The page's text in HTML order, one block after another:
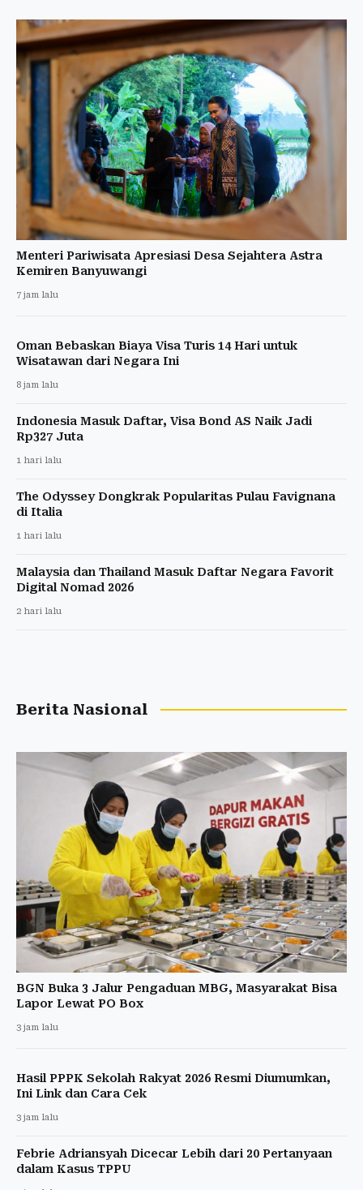
Menteri Pariwisata Apresiasi Desa Sejahtera Astra
Kemiren Banyuwangi
7 jam lalu
Oman Bebaskan Biaya Visa Turis 14 Hari untuk
Wisatawan dari Negara Ini
8 jam lalu
Indonesia Masuk Daftar, Visa Bond AS Naik Jadi
Rp327 Juta
1 hari lalu
The Odyssey Dongkrak Popularitas Pulau Favignana
di Italia
1 hari lalu
Malaysia dan Thailand Masuk Daftar Negara Favorit
Digital Nomad 2026
2 hari lalu
Berita Nasional
BGN Buka 3 Jalur Pengaduan MBG, Masyarakat Bisa
Lapor Lewat PO Box
3 jam lalu
Hasil PPPK Sekolah Rakyat 2026 Resmi Diumumkan,
Ini Link dan Cara Cek
3 jam lalu
Febrie Adriansyah Dicecar Lebih dari 20 Pertanyaan
dalam Kasus TPPU